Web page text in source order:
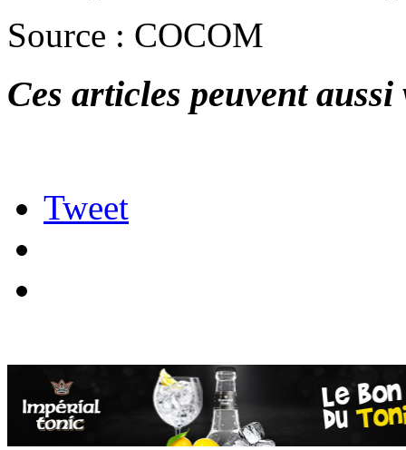
Source : COCOM
Ces articles peuvent
Tweet